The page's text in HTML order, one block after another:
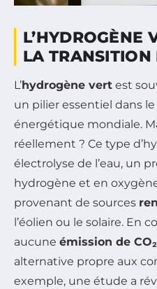
L’HYDROGÈNE
LA TRANSITION
L’hydrogène vert est
un pilier essentiel dans
énergétique mondiale.
réellement ? Ce type
électrolyse de l’eau, un
hydrogène et en
provenant de sources
l’éolien ou le solaire. En
aucune émission de CO₂
alternative propre aux
exemple, une étude a